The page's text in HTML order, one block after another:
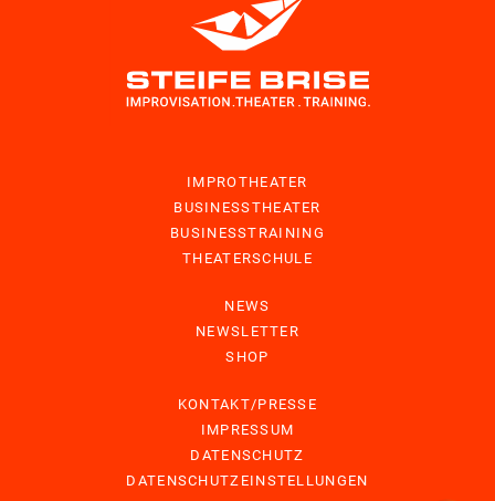
IMPROTHEATER
BUSINESSTHEATER
BUSINESSTRAINING
THEATERSCHULE
NEWS
NEWSLETTER
SHOP
KONTAKT/PRESSE
IMPRESSUM
DATENSCHUTZ
DATENSCHUTZEINSTELLUNGEN